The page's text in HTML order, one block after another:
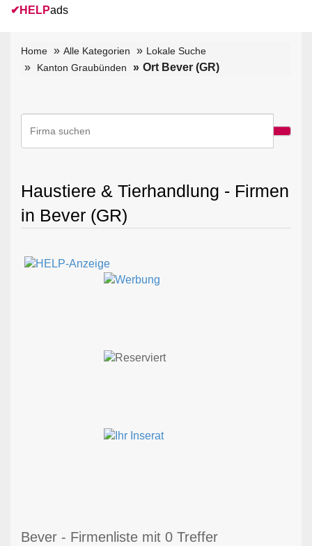
✔ HELPads
Home Alle Kategorien
Lokale Suche
Kanton Graubünden
Ort Bever (GR)
Haustiere & Tierhandlung - Firmen
in Bever (GR)
Bever - Firmenliste mit 0 Treffer